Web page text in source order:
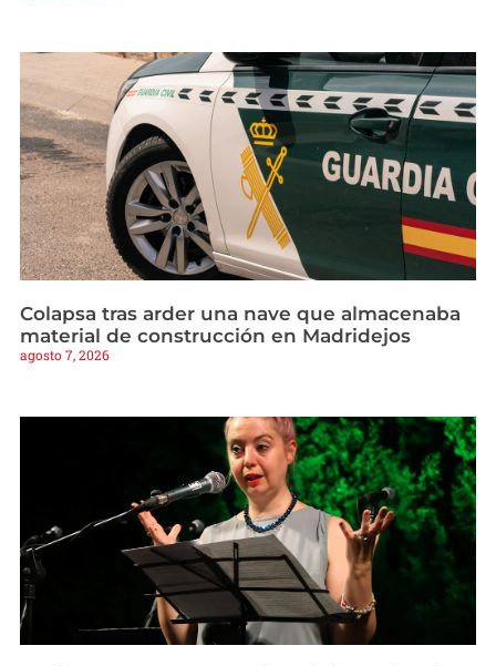
Colapsa tras arder una nave que almacenaba
material de construcción en Madridejos
agosto 7, 2026